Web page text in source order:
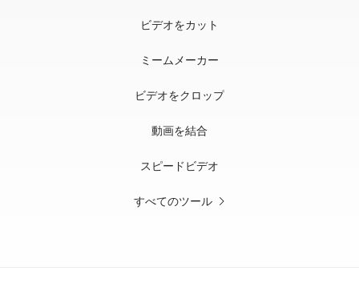
ビデオをカット
ミームメーカー
ビデオをクロップ
動画を結合
スピードビデオ
すべてのツール